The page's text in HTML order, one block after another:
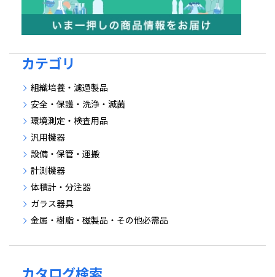
カテゴリ
組織培養・濾過製品
安全・保護・洗浄・滅菌
環境測定・検査用品
汎用機器
設備・保管・運搬
計測機器
体積計・分注器
ガラス器具
金属・樹脂・磁製品・その他必需品
カタログ検索